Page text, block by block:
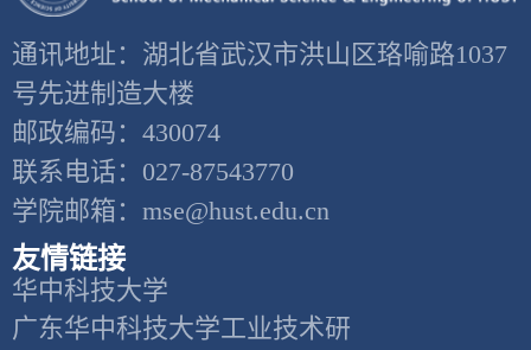
通讯地址：湖北省武汉市洪山区珞喻路1037
号先进制造大楼
邮政编码：430074
联系电话：027-87543770
学院邮箱：mse@hust.edu.cn
友情链接
华中科技大学
广东华中科技大学工业技术研